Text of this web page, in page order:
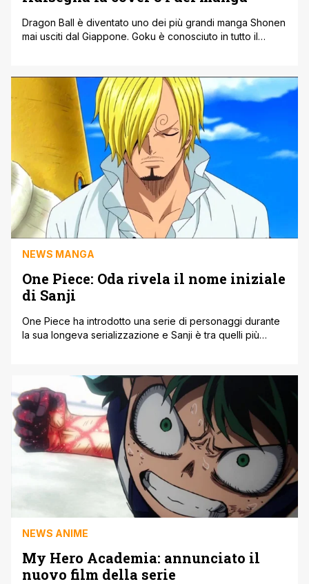
Dragon Ball è diventato uno dei più grandi manga Shonen
mai usciti dal Giappone. Goku è conosciuto in tutto il
dal suo debutto ufficiale su Weekly Shonen Jump di
Shueisha l'anno prossimo. E per pubblicizzare [']
NEWS MANGA
One Piece: Oda rivela il nome iniziale
di Sanji
One Piece ha introdotto una serie di personaggi durante
la sua longeva serializzazione e Sanji è tra quelli più
ha rivelato il nome iniziale di Sanji. Il mangaka si era
basato sulle sopracciglia vorticose di Sanji per [']
NEWS ANIME
My Hero Academia: annunciato il
nuovo film della serie